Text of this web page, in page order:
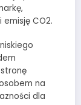
CO2.
na
dla